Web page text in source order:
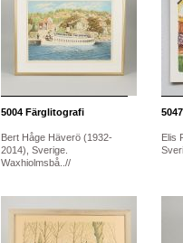
5004 Färglitografi
Bert Håge Häverö (1932-
2014), Sverige.
Waxhiolmsbå..//
5047
Elis